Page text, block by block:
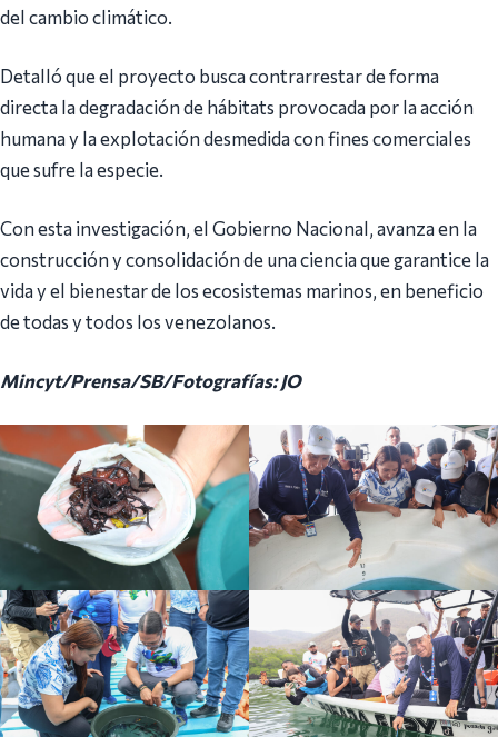
del cambio climático.
Detalló que el proyecto busca contrarrestar de forma
directa la degradación de hábitats provocada por la acción
humana y la explotación desmedida con fines comerciales
que sufre la especie.
Con esta investigación, el Gobierno Nacional, avanza en la
construcción y consolidación de una ciencia que garantice la
vida y el bienestar de los ecosistemas marinos, en beneficio
de todas y todos los venezolanos.
Mincyt/Prensa/SB/Fotografías: JO